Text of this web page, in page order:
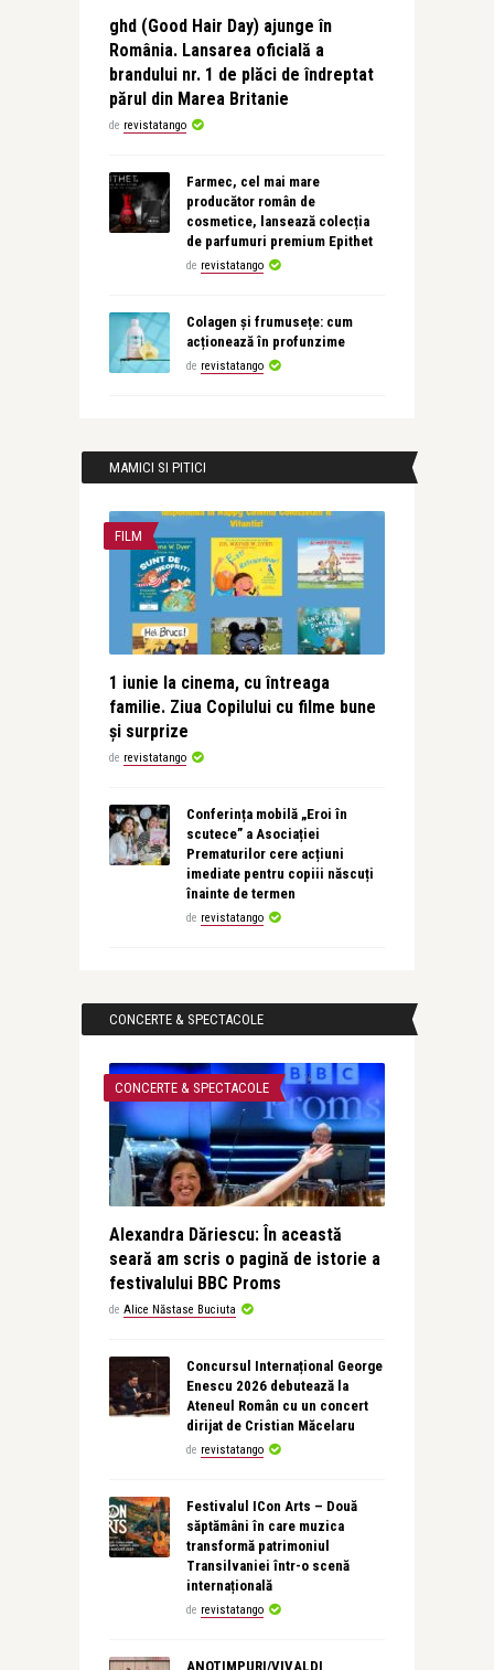
ghd (Good Hair Day) ajunge în
România. Lansarea oficială a
brandului nr. 1 de plăci de îndreptat
părul din Marea Britanie
de revistatango
Farmec, cel mai mare
producător român de
cosmetice, lansează colecția
de parfumuri premium Epithet
de revistatango
Colagen și frumusețe: cum
acționează în profunzime
de revistatango
MAMICI SI PITICI
FILM
1 iunie la cinema, cu întreaga
familie. Ziua Copilului cu filme bune
și surprize
de revistatango
Conferința mobilă „Eroi în
scutece” a Asociației
Prematurilor cere acțiuni
imediate pentru copiii născuți
înainte de termen
de revistatango
CONCERTE & SPECTACOLE
CONCERTE & SPECTACOLE
Alexandra Dăriescu: În această
seară am scris o pagină de istorie a
festivalului BBC Proms
de Alice Năstase Buciuta
Concursul Internațional George
Enescu 2026 debutează la
Ateneul Român cu un concert
dirijat de Cristian Măcelaru
de revistatango
Festivalul ICon Arts – Două
săptămâni în care muzica
transformă patrimoniul
Transilvaniei într-o scenă
internațională
de revistatango
ANOTIMPURI/VIVALDI